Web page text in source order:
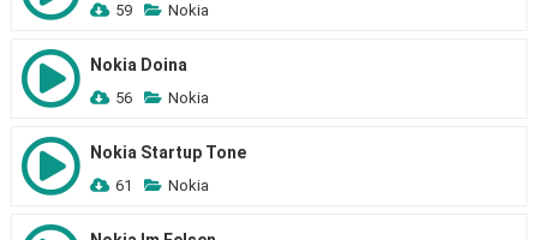
59 Nokia
Nokia Doina
56 Nokia
Nokia Startup Tone
61 Nokia